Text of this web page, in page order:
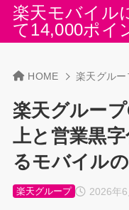
楽天モバイル
て14,000ポイ
HOME 楽天グルー
楽天グルー
上と営業黒
るモバイル
2026年6
楽天グループ